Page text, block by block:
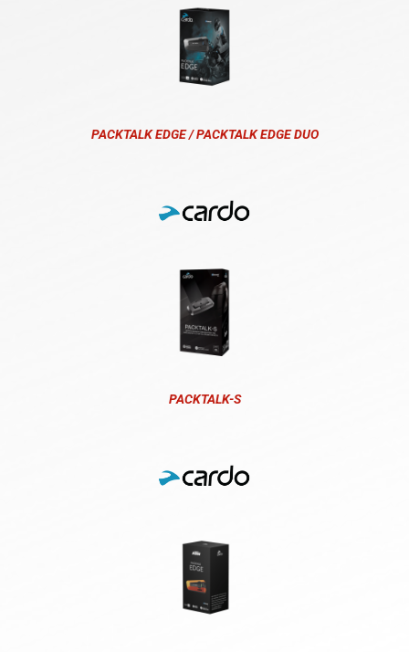
PACKTALK EDGE / PACKTALK EDGE DUO
PACKTALK-S